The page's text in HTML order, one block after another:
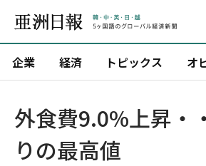
企業 経済 トピックス オ
外食費9.0%上昇・
りの最高値